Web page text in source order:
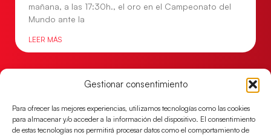
Gestionar consentimiento
Para ofrecer las mejores experiencias, utilizamos tecnologías como las cookies
para almacenar y/o acceder a la información del dispositivo. El consentimiento
de estas tecnologías nos permitirá procesar datos como el comportamiento de
mañana, a las 17:30h., el oro en el Campeonato del
Mundo ante la
LEER MÁS